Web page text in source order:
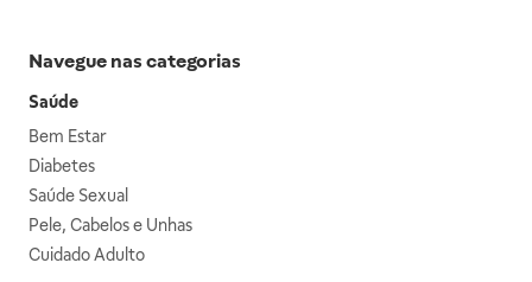
Navegue nas categorias
Saúde
Bem Estar
Diabetes
Saúde Sexual
Pele, Cabelos e Unhas
Cuidado Adulto